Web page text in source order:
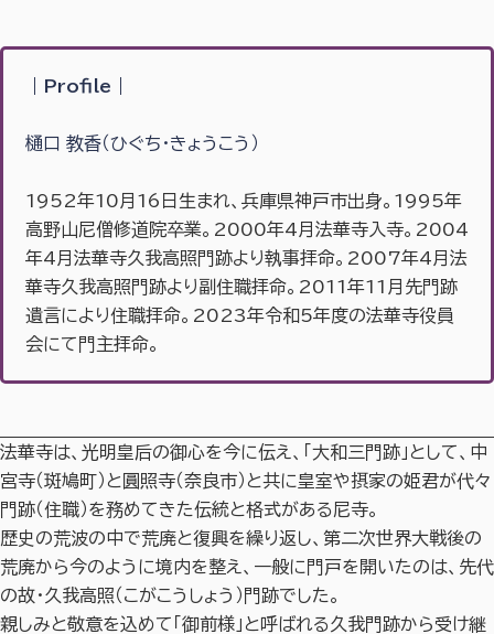
Profile｜
樋口 教香（ひぐち・きょうこう）
1952年10月16日生まれ、兵庫県神戸市出身。1995年
高野山尼僧修道院卒業。2000年4月法華寺入寺。2004
年4月法華寺久我高照門跡より執事拝命。2007年4月法
華寺久我高照門跡より副住職拝命。2011年11月先門跡
遺言により住職拝命。2023年令和5年度の法華寺役員
会にて門主拝命。
法華寺は、光明皇后の御心を今に伝え、「大和三門跡」として、中
宮寺（斑鳩町）と圓照寺（奈良市）と共に皇室や摂家の姫君が代々
門跡（住職）を務めてきた伝統と格式がある尼寺。
歴史の荒波の中で荒廃と復興を繰り返し、第二次世界大戦後の
荒廃から今のように境内を整え、一般に門戸を開いたのは、先代
の故・久我高照（こがこうしょう）門跡でした。
親しみと敬意を込めて「御前様」と呼ばれる久我門跡から受け継